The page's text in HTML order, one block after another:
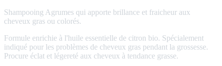
Shampooing Agrumes qui apporte brillance et fraicheur aux
cheveux gras ou colorés.
Formule enrichie à l'huile essentielle de citron bio. Spécialement
indiqué pour les problèmes de cheveux gras pendant la grossesse.
Procure éclat et légereté aux cheveux à tendance grasse.